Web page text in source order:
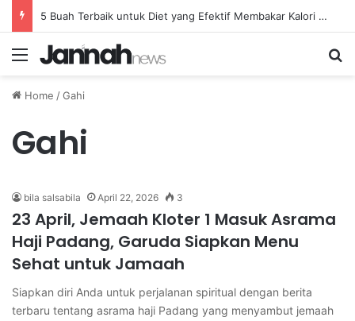
5 Buah Terbaik untuk Diet yang Efektif Membakar Kalori dengan Lebih Cepat
Menu
Home /Gahi
Gahi
bila salsabila April 22, 2026 3
23 April, Jemaah Kloter 1 Masuk Asrama
Haji Padang, Garuda Siapkan Menu
Sehat untuk Jamaah
Siapkan diri Anda untuk perjalanan spiritual dengan berita
terbaru tentang asrama haji Padang yang menyambut jemaah